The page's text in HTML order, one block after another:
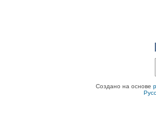
Создано на основе